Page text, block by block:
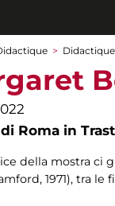
here
>
Roma in
della mostra ci
1971), tra